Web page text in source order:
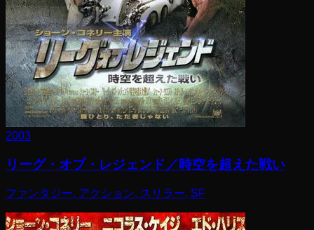
2003
リーグ・オブ・レジェンド／時空を超えた戦い
ファンタジー, アクション, スリラー, SF